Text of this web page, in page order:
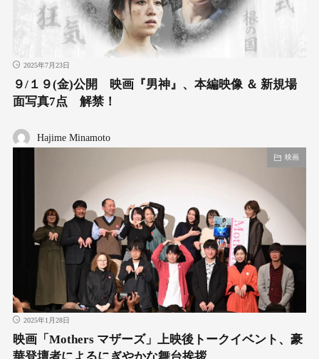
2025年7月23日
９/１９(金)公開 映画『男神』、本編映像 ＆ 新規場
面写真7点 解禁！
Hajime Minamoto
映画
2025年1月28日
映画「Mothers マザーズ」上映後トークイベント、豪
華登壇者によるにぎやかな舞台挨拶